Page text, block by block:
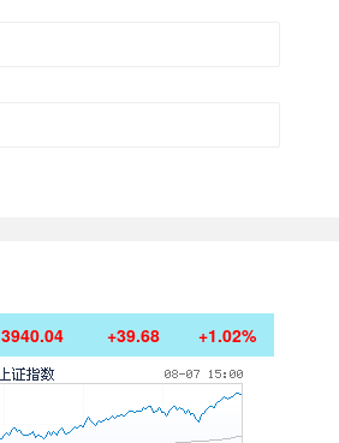
3940.04 +39.68 +1.02%